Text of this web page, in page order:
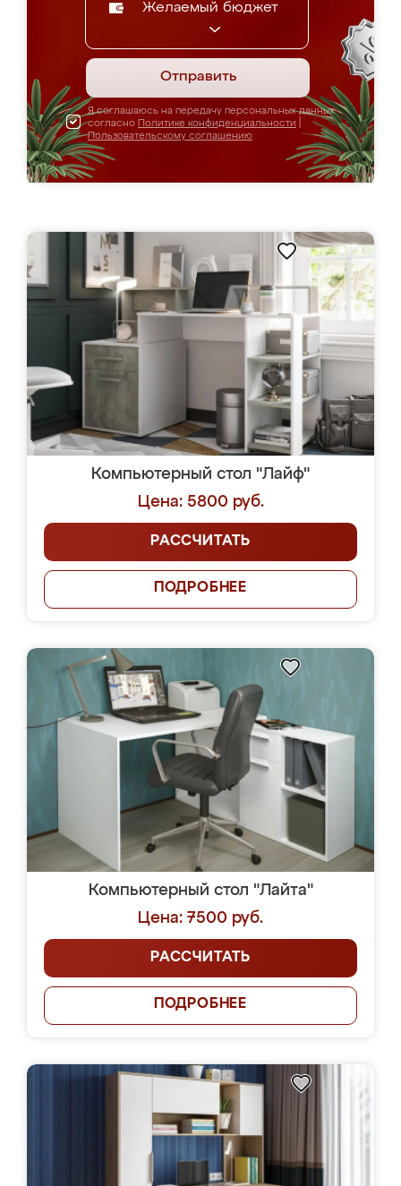
Желаемый бюджет
Отправить
Я соглашаюсь на передачу персональных данных
согласно Политике конфиденциальности
Пользовательскому соглашению
Компьютерный стол "Лайф"
Цена: 5800 руб.
РАССЧИТАТЬ
ПОДРОБНЕЕ
Компьютерный стол "Лайта"
Цена: 7500 руб.
РАССЧИТАТЬ
ПОДРОБНЕЕ